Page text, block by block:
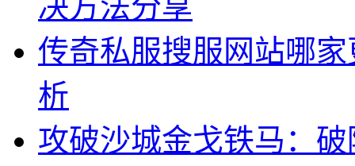
决方法分享
传奇私服搜服网站哪
析
攻破沙城金戈铁马：